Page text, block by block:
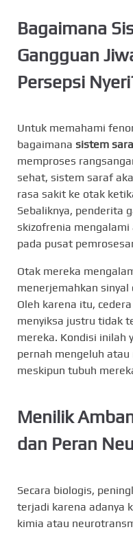
Bagaimana
Gangguan
Persepsi
Untuk memahami
bagaimana sistem
memproses
sehat, sistem saraf
rasa sakit ke otak
Sebaliknya, penderita
skizofrenia
pada pusat
Otak mereka
menerjemahkan
Oleh karena itu,
menyiksa justru tidak
mereka. Kondisi inilah
pernah mengeluh
meskipun tubuh
Menilik
dan Peran
Secara biologis,
terjadi karena adanya
kimia atau